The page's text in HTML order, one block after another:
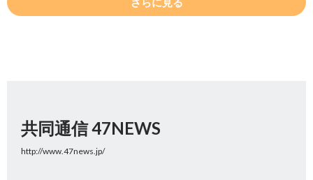
共同通信 47NEWS
http://www.47news.jp/